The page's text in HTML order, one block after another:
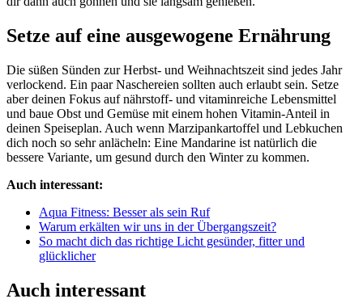
Setze auf eine ausgewogene Ernährung
Die süßen Sünden zur Herbst- und Weihnachtszeit sind jedes Jahr
verlockend. Ein paar Naschereien sollten auch erlaubt sein. Setze
aber deinen Fokus auf nährstoff- und vitaminreiche Lebensmittel
und baue Obst und Gemüse mit einem hohen Vitamin-Anteil in
deinen Speiseplan. Auch wenn Marzipankartoffel und Lebkuchen
dich noch so sehr anlächeln: Eine Mandarine ist natürlich die
bessere Variante, um gesund durch den Winter zu kommen.
Auch interessant:
Aqua Fitness: Besser als sein Ruf
Warum erkälten wir uns in der Übergangszeit?
So macht dich das richtige Licht gesünder, fitter und
glücklicher
Auch interessant